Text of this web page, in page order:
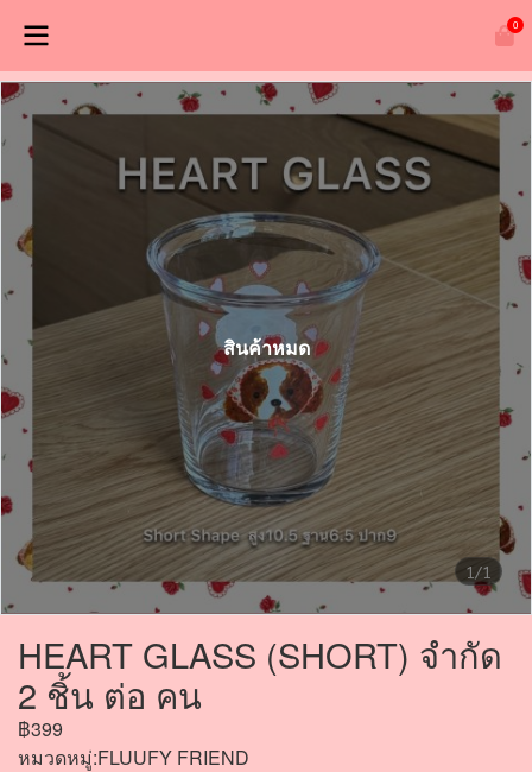
0
1/1
สินค้าหมด
HEART GLASS (SHORT) จำกัด
2 ชิ้น ต่อ คน
฿399
หมวดหมู่:FLUUFY FRIEND